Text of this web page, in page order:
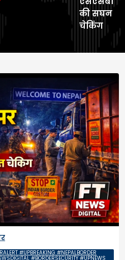
की सघन
चेकिंग
#UPBREAKING #NEPALBORDER
#BORDERSECURITY #UPNEWS